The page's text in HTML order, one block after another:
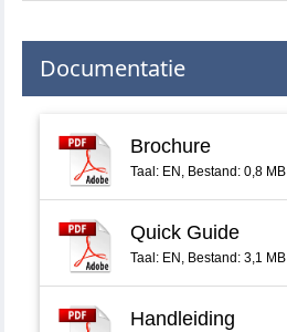
Documentatie
Brochure
Taal: EN, Bestand: 0,8 MB
Quick Guide
Taal: EN, Bestand: 3,1 MB
Handleiding